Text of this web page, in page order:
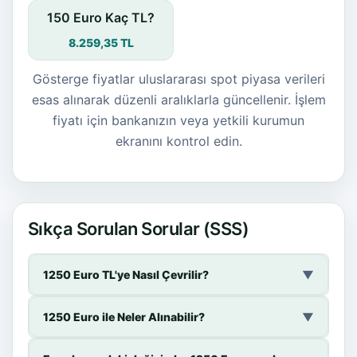
150 Euro Kaç TL?
8.259,35 TL
Gösterge fiyatlar uluslararası spot piyasa verileri
esas alınarak düzenli aralıklarla güncellenir. İşlem
fiyatı için bankanızın veya yetkili kurumun
ekranını kontrol edin.
Sıkça Sorulan Sorular (SSS)
1250 Euro TL'ye Nasıl Çevrilir? ▼
1250 Euro ile Neler Alınabilir? ▼